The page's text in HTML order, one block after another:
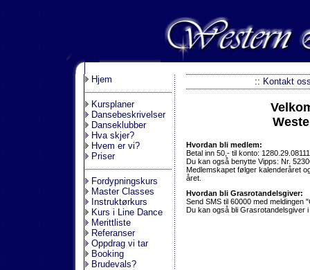
Hjem
Kursplaner
Dansebeskrivelser
Danseklubber
Hva skjer?
Hvem er vi?
Priser
Fordypningskurs
Master Classes
Instruktørkurs
Kurs i Line Dance
Merittliste
Referanser
Oppdrag vi tar
Booking
Brudevals?
:: Kontakt
Hvordan bli medlem:
Betal inn 50,- til konto: 1280.29.08111
Du kan også benytte Vipps: Nr.
Medlemskapet følger kalenderåret
året.
Hvordan bli Grasrotandelsgiver:
Send SMS til 60000 med meldingen
Du kan også bli Grasrotandelsgiver